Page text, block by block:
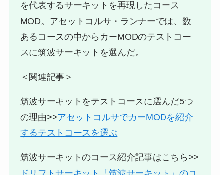
を代表するサーキットを再現したコース
MOD。アセットコルサ・ランナーでは、数
あるコースの中からカーMODのテストコー
スに筑波サーキットを選んだ。
＜関連記事＞
筑波サーキットをテストコースに選んだ5つ
の理由>>アセットコルサでカーMODを紹介
するテストコースを選ぶ
筑波サーキットのコース紹介記事はこちら>>
ドリフトサーキット「筑波サーキット」のコ